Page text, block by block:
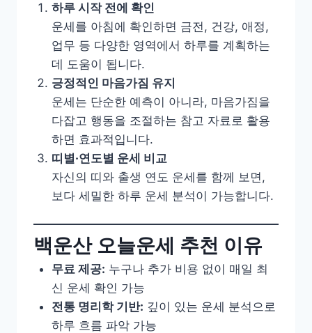
하루 시작 전에 확인
운세를 아침에 확인하면 금전, 건강, 애정,
업무 등 다양한 영역에서 하루를 계획하는
데 도움이 됩니다.
긍정적인 마음가짐 유지
운세는 단순한 예측이 아니라, 마음가짐을
다잡고 행동을 조절하는 참고 자료로 활용
하면 효과적입니다.
띠별·연도별 운세 비교
자신의 띠와 출생 연도 운세를 함께 보면,
보다 세밀한 하루 운세 분석이 가능합니다.
백운산 오늘운세 추천 이유
무료 제공: 누구나 추가 비용 없이 매일 최
신 운세 확인 가능
전통 명리학 기반: 깊이 있는 운세 분석으로
하루 흐름 파악 가능